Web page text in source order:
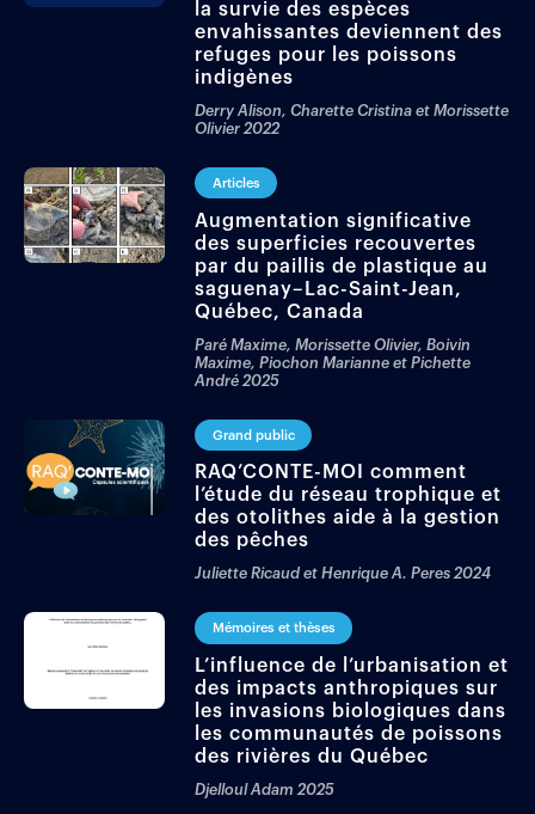
la survie des espèces
envahissantes deviennent des
refuges pour les poissons
indigènes
Derry Alison, Charette Cristina et Morissette
Olivier 2022
Articles
Augmentation significative
des superficies recouvertes
par du paillis de plastique au
saguenay–Lac-Saint-Jean,
Québec, Canada
Paré Maxime, Morissette Olivier, Boivin
Maxime, Piochon Marianne et Pichette
André 2025
Grand public
RAQ’CONTE-MOI comment
l’étude du réseau trophique et
des otolithes aide à la gestion
des pêches
Juliette Ricaud et Henrique A. Peres 2024
Mémoires et thèses
L’influence de l’urbanisation et
des impacts anthropiques sur
les invasions biologiques dans
les communautés de poissons
des rivières du Québec
Djelloul Adam 2025